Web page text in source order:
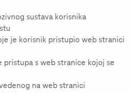
sustava korisnika
je korisnik pristupio web stranici
pristupa s web stranice kojoj se
na web stranici